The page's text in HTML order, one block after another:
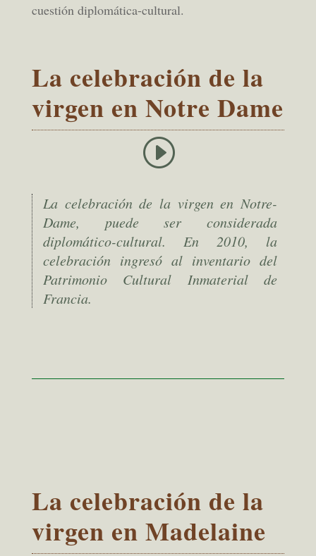
cuestión diplomática-cultural.
La celebración de la
virgen en Notre Dame
La celebración de la virgen en Notre-
Dame, puede ser considerada
diplomático-cultural. En 2010, la
celebración ingresó al inventario del
Patrimonio Cultural Inmaterial de
Francia.
La celebración de la
virgen en Madelaine